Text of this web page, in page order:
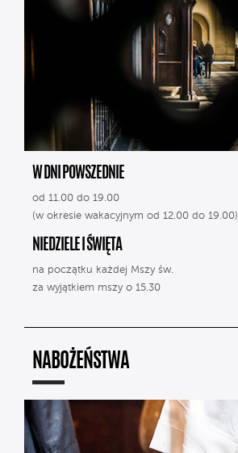
W DNI POWSZEDNIE
od 11.00 do 19.00
(w okresie wakacyjnym od 12.00 do 19.00)
NIEDZIELE I ŚWIĘTA
na początku każdej Mszy św.
za wyjątkiem mszy o 15.30
NABOŻEŃSTWA